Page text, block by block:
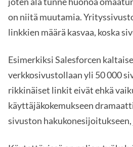
on niitä muutamia.
linkkien määrä kasvaa, koska
Esimerkiksi Salesforcen
verkkosivustollaan yli 50 000
rikkinäiset linkit eivät ehkä
käyttäjäkokemukseen
sivuston hakukonesijoitukseen,